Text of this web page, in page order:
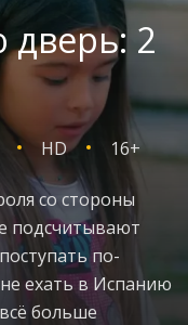
дверь: 2
HD 16+
со стороны
подсчитывают
по-
ехать в Испанию
больше